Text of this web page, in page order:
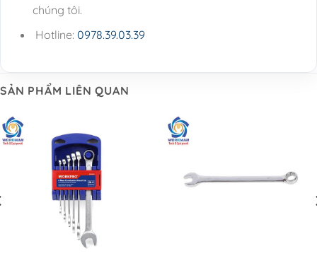
chúng tôi.
Hotline: 0978.39.03.39
SẢN PHẨM LIÊN QUAN